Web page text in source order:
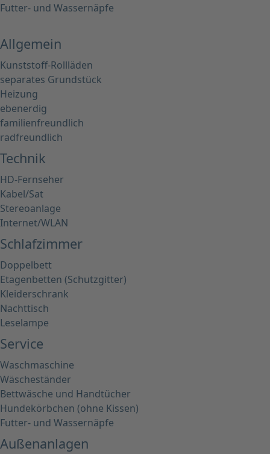
Futter- und Wassernäpfe
Allgemein
Kunststoff-Rollläden
separates Grundstück
Heizung
ebenerdig
familienfreundlich
radfreundlich
Technik
HD-Fernseher
Kabel/Sat
Stereoanlage
Internet/WLAN
Schlafzimmer
Doppelbett
Etagenbetten (Schutzgitter)
Kleiderschrank
Nachttisch
Leselampe
Service
Waschmaschine
Wäscheständer
Bettwäsche und Handtücher
Hundekörbchen (ohne Kissen)
Futter- und Wassernäpfe
Außenanlagen